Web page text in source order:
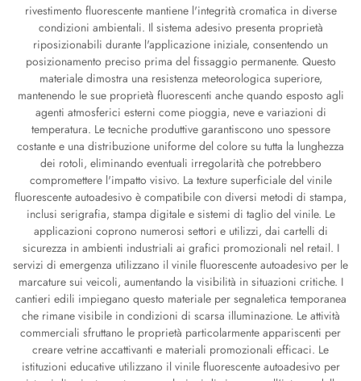
rivestimento fluorescente mantiene l'integrità cromatica in diverse
condizioni ambientali. Il sistema adesivo presenta proprietà
riposizionabili durante l'applicazione iniziale, consentendo un
posizionamento preciso prima del fissaggio permanente. Questo
materiale dimostra una resistenza meteorologica superiore,
mantenendo le sue proprietà fluorescenti anche quando esposto agli
agenti atmosferici esterni come pioggia, neve e variazioni di
temperatura. Le tecniche produttive garantiscono uno spessore
costante e una distribuzione uniforme del colore su tutta la lunghezza
dei rotoli, eliminando eventuali irregolarità che potrebbero
compromettere l'impatto visivo. La texture superficiale del vinile
fluorescente autoadesivo è compatibile con diversi metodi di stampa,
inclusi serigrafia, stampa digitale e sistemi di taglio del vinile. Le
applicazioni coprono numerosi settori e utilizzi, dai cartelli di
sicurezza in ambienti industriali ai grafici promozionali nel retail. I
servizi di emergenza utilizzano il vinile fluorescente autoadesivo per le
marcature sui veicoli, aumentando la visibilità in situazioni critiche. I
cantieri edili impiegano questo materiale per segnaletica temporanea
che rimane visibile in condizioni di scarsa illuminazione. Le attività
commerciali sfruttano le proprietà particolarmente appariscenti per
creare vetrine accattivanti e materiali promozionali efficaci. Le
istituzioni educative utilizzano il vinile fluorescente autoadesivo per